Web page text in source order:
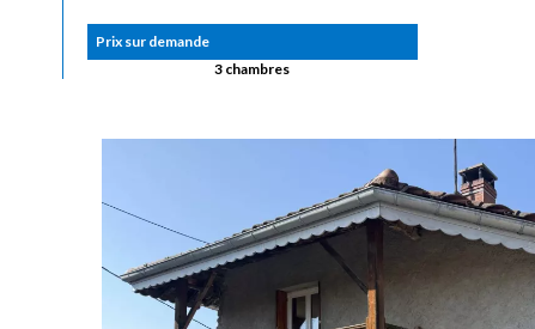
Prix sur demande
3 chambres